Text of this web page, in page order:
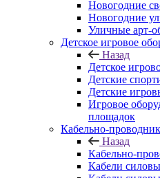
Новогодние
Новогодние
Уличные арт-
Детское игровое
Назад
Детское
Детские
Детские
Игровое
площадок
Кабельно-
Назад
Кабельно-
Кабели